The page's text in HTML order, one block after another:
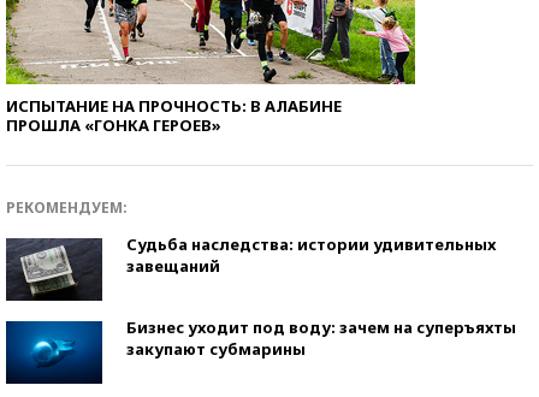
ИСПЫТАНИЕ НА ПРОЧНОСТЬ: В АЛАБИНЕ
ПРОШЛА «ГОНКА ГЕРОЕВ»
РЕКОМЕНДУЕМ:
Судьба наследства: истории удивительных
завещаний
Бизнес уходит под воду: зачем на суперъяхты
закупают субмарины